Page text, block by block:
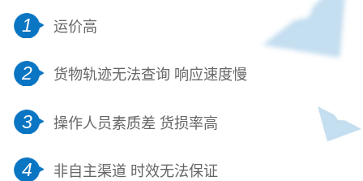
1 运价高
2 货物轨迹无法查询 响应速度慢
3 操作人员素质差 货损率高
4 非自主渠道 时效无法保证